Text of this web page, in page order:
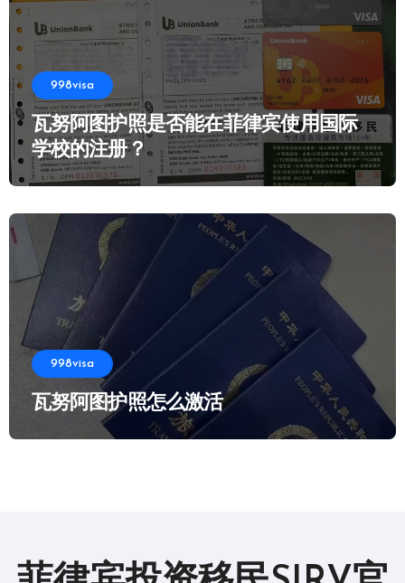
998visa
瓦努阿图护照是否能在菲律宾使用国际
学校的注册？
998visa
瓦努阿图护照怎么激活